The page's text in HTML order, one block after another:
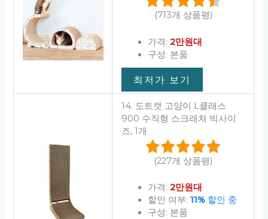
(713개 상품평)
가격: 2만원대
구성: 본품
최저가 보기
14. 도트캣 고양이 L클래스
900 수직형 스크래쳐 빅사이
즈, 1개
(227개 상품평)
가격: 2만원대
할인 여부: 11%할인 중
구성: 본품